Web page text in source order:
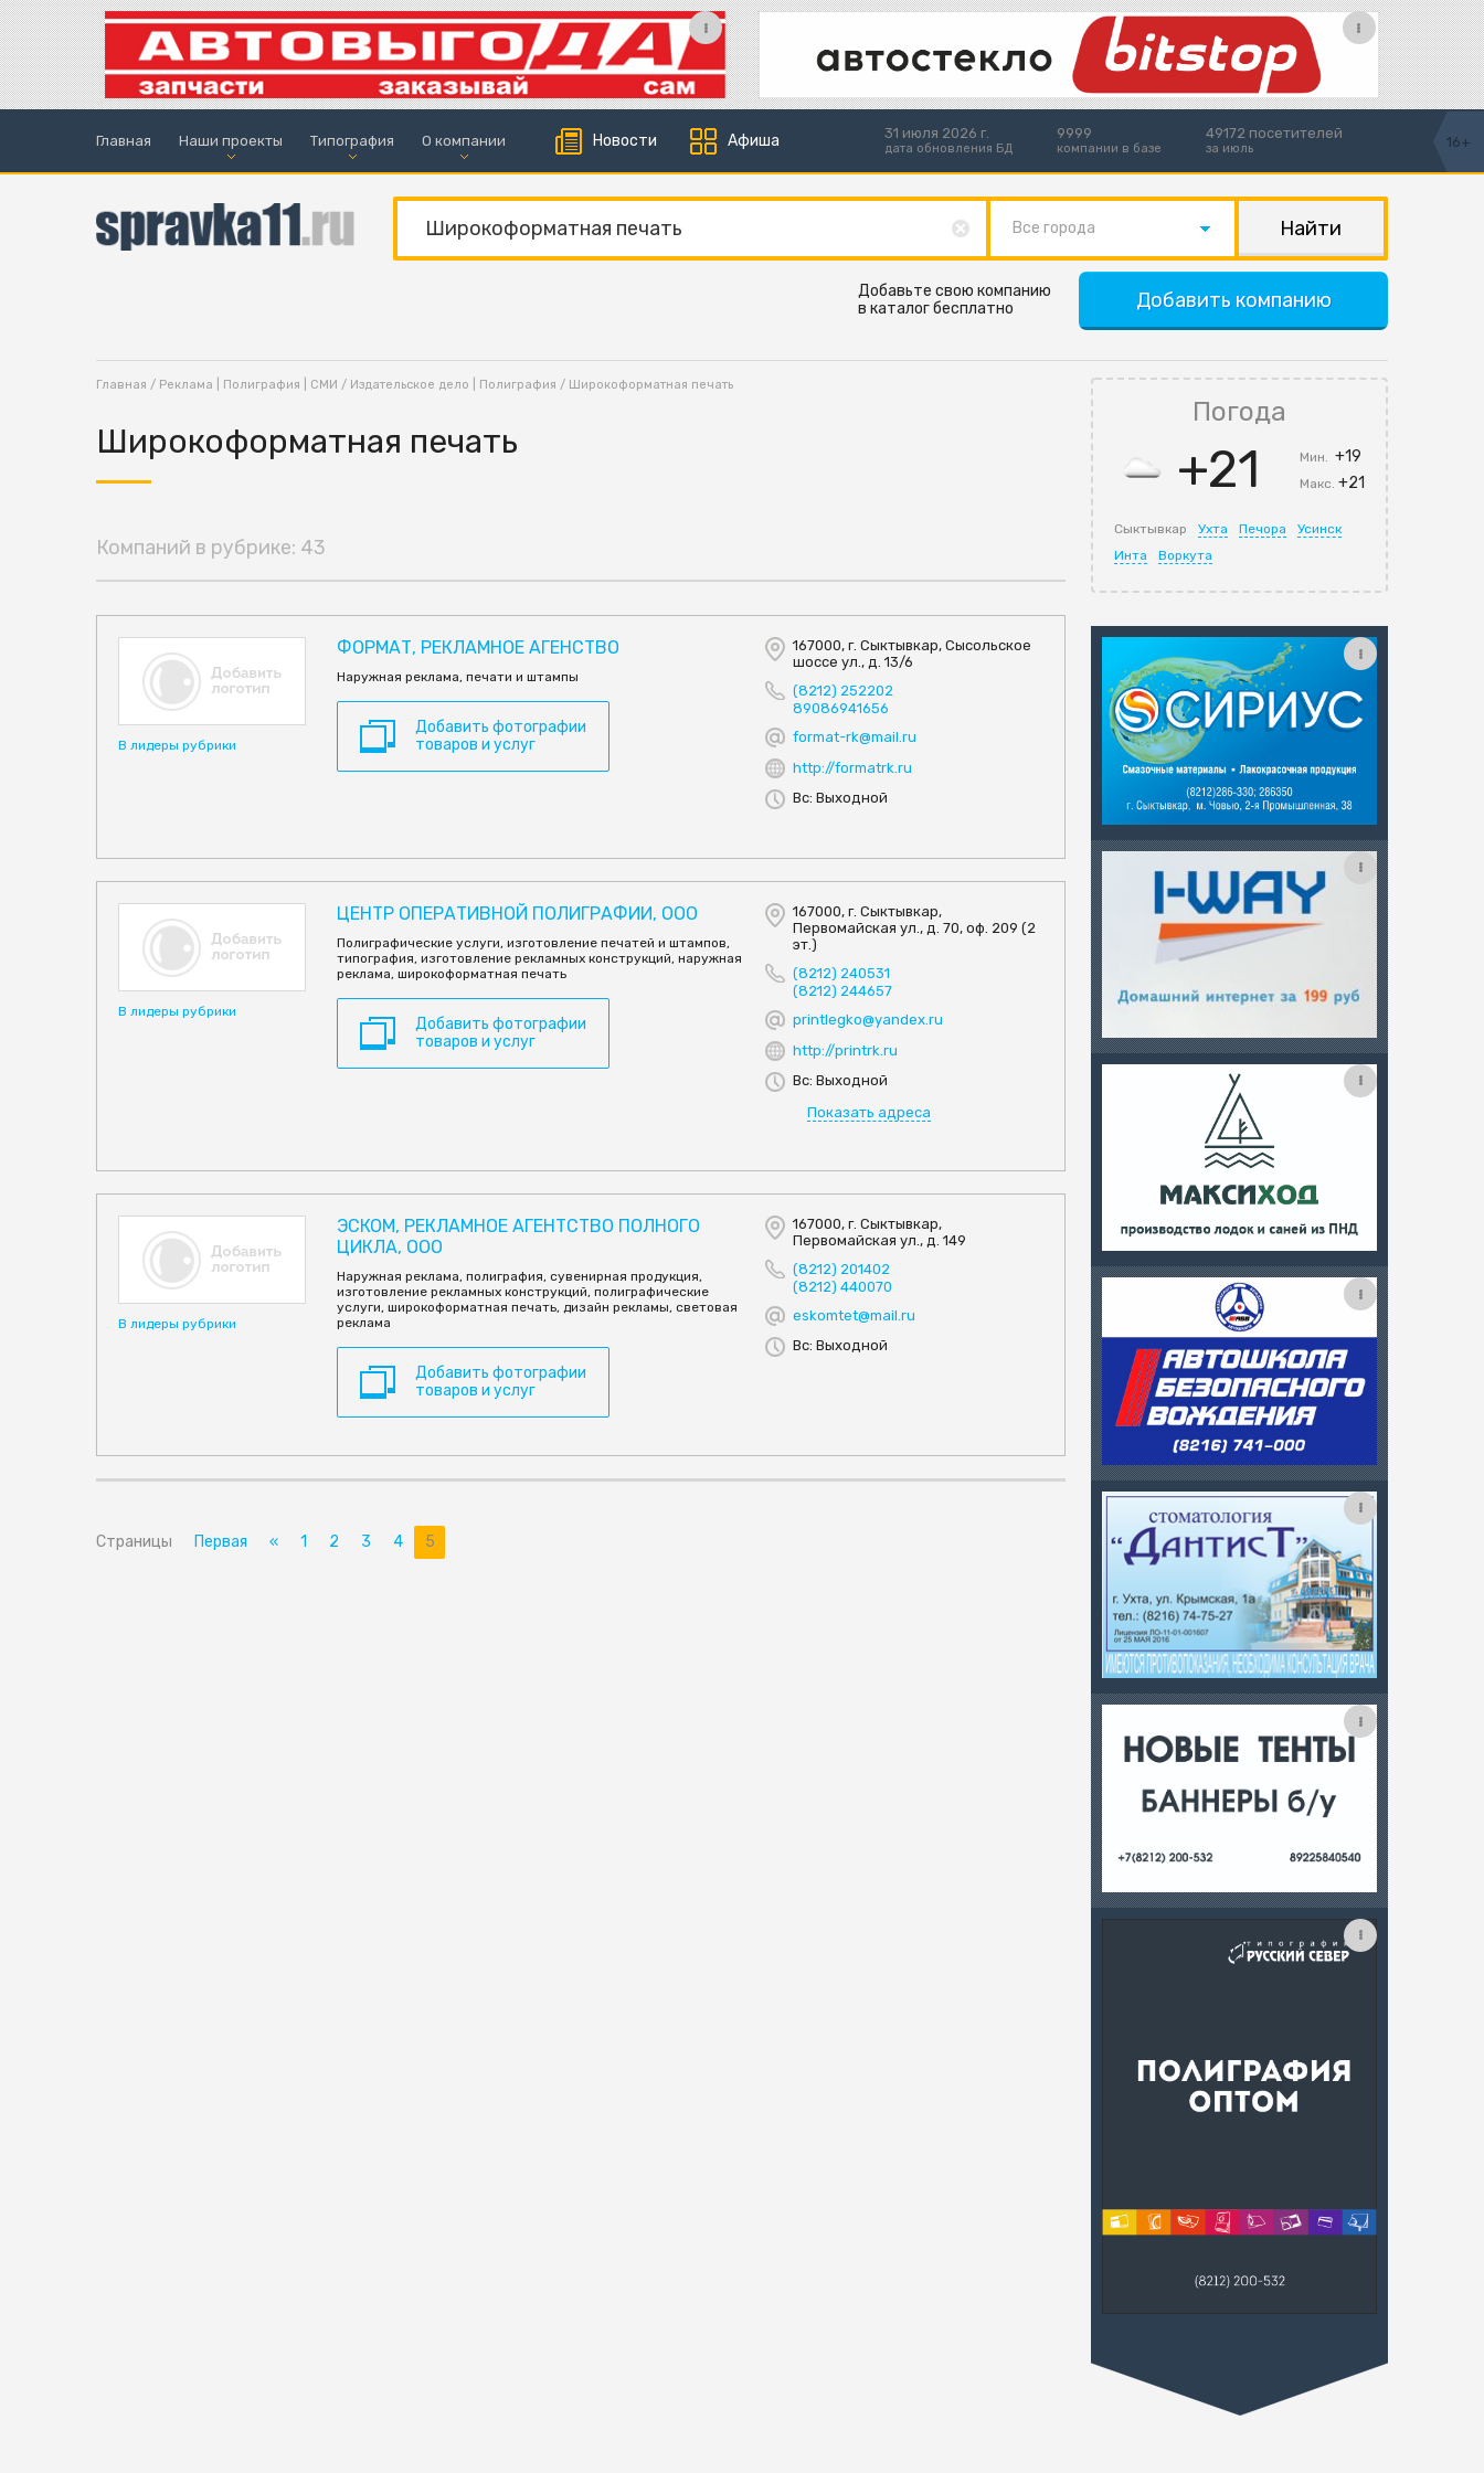
Главная Наши проекты Типография О компании Новости Афиша 31 июля 2026 г.
дата обновления БД
9999
компании в базе
49172 посетителей
за июль 16+
Все города
Добавить компанию
Добавьте свою компанию
в каталог бесплатно
Главная / Реклама | Полиграфия | СМИ / Издательское дело | Полиграфия / Широкоформатная печать
Широкоформатная печать
Компаний в рубрике: 43
В лидеры рубрики
ФОРМАТ, РЕКЛАМНОЕ АГЕНСТВО
Наружная реклама, печати и штампы
Добавить фотографии
товаров и услуг
167000, г. Сыктывкар, Сысольское
шоссе ул., д. 13/6
(8212) 252202
89086941656
format-rk@mail.ru
http://formatrk.ru
Вс: Выходной
В лидеры рубрики
ЦЕНТР ОПЕРАТИВНОЙ ПОЛИГРАФИИ, ООО
Полиграфические услуги, изготовление печатей и штампов,
типография, изготовление рекламных конструкций, наружная
реклама, широкоформатная печать
Добавить фотографии
товаров и услуг
167000, г. Сыктывкар,
Первомайская ул., д. 70, оф. 209 (2
эт.)
(8212) 240531
(8212) 244657
printlegko@yandex.ru
http://printrk.ru
Вс: Выходной
Показать адреса
В лидеры рубрики
ЭСКОМ, РЕКЛАМНОЕ АГЕНТСТВО ПОЛНОГО
ЦИКЛА, ООО
Наружная реклама, полиграфия, сувенирная продукция,
изготовление рекламных конструкций, полиграфические
услуги, широкоформатная печать, дизайн рекламы, световая
реклама
Добавить фотографии
товаров и услуг
167000, г. Сыктывкар,
Первомайская ул., д. 149
(8212) 201402
(8212) 440070
eskomtet@mail.ru
Вс: Выходной
Страницы Первая « 1 2 3 4 5
Погода
+21 Мин.+19
Макс.+21
Сыктывкар Ухта Печора
Усинск
Инта
Воркута